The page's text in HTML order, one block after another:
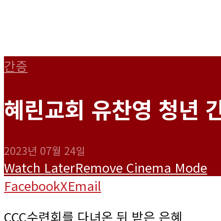
간증
혜린교회 유찬영 청년
2023년 07월 24일
Watch LaterRemove Cinema Mode
FacebookXEmail
CCC수련회를 다녀온 뒤 받은 은혜